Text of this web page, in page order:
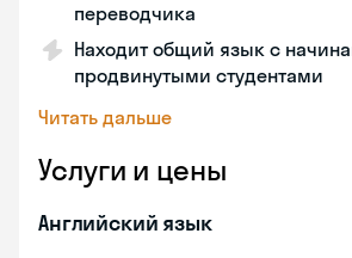
переводчика
Находит общий язык с
продвинутыми студентами
Читать дальше
Услуги и цены
Английский язык